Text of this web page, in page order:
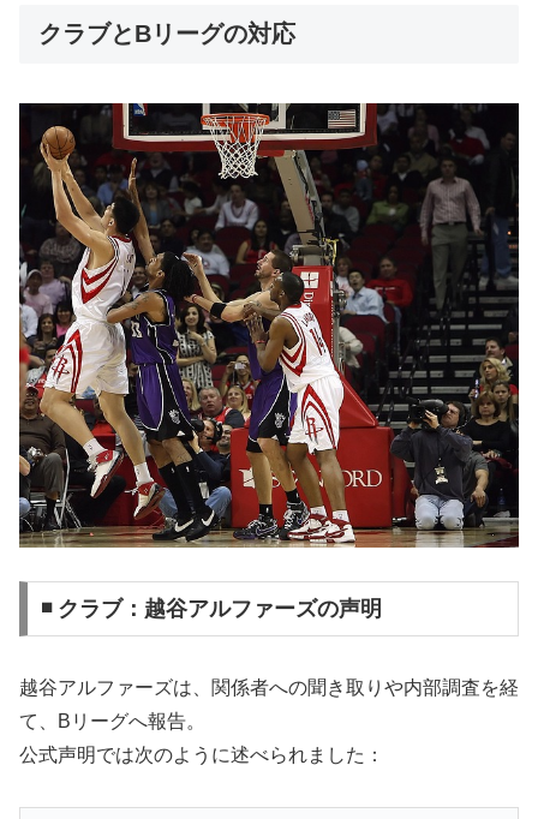
クラブとBリーグの対応
◾ クラブ：越谷アルファーズの声明
越谷アルファーズは、関係者への聞き取りや内部調査を経
て、Bリーグへ報告。
公式声明では次のように述べられました：